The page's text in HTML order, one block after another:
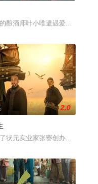
内乱的漩涡，身陷重重危机，
摸排、勘查等传统刑侦手段，
酿酒师叶小唯遭遇爱人程桉、
晚，他脸颊微热，还听见自己
掳走配“阴婚”。他与女探长穆
以来个以女子进士科三元及
2.0
状元实业家张謇创办大生企业